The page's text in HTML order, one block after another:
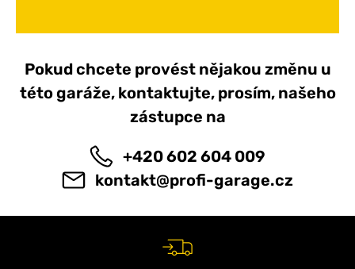
Pokud chcete provést nějakou změnu u
této garáže, kontaktujte, prosím, našeho
zástupce na
+420 602 604 009
kontakt@profi-garage.cz